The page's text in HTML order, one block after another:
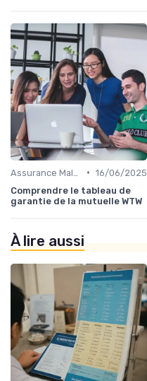
• 16/06/2025
Comprendre le tableau de
garantie de la mutuelle WTW
À lire aussi